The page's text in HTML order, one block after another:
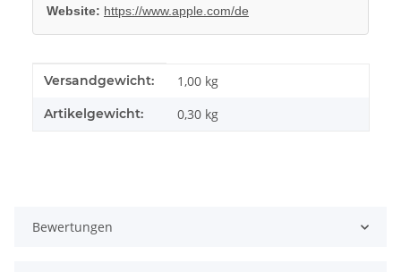
Website: https://www.apple.com/de
Produkteigenschaft
Wert
Versandgewicht: 1,00 kg
Artikelgewicht: 0,30 kg
Bewertungen